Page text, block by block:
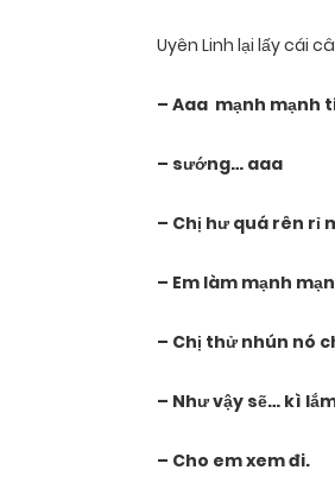
Uyên Linh lại lấy cái
– Aaa mạnh mạnh
– sướng… aaa
– Chị hư quá rên rỉ
– Em làm mạnh
– Chị thử nhún nó
– Như vậy sẽ… kì
– Cho em xem đi.